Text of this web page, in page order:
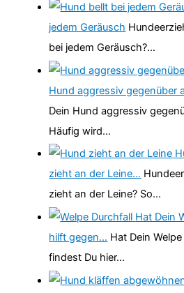
jedem Geräusch
bei jedem Geräusch?…
Hund aggressiv gegenüber
Dein Hund aggressiv
Häufig wird…
zieht an der Leine…
zieht an der Leine? So…
Hat Dein
hilft gegen… Hat Dein
findest Du hier…